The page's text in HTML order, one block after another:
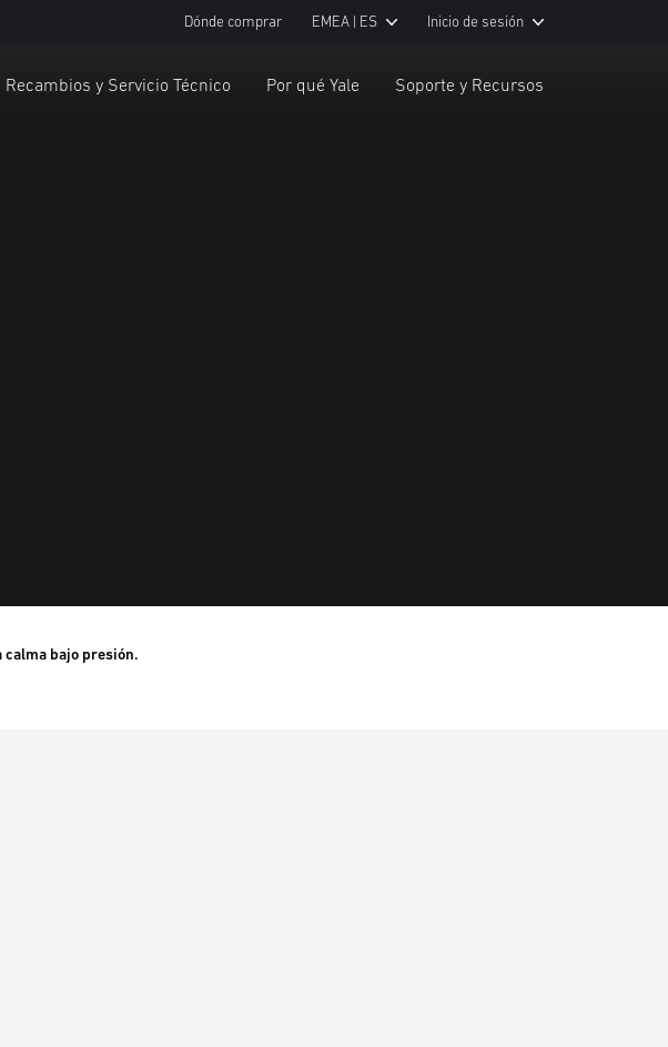
Dónde comprar EMEA | ES Inicio de sesión
Recambios y Servicio Técnico Por qué Yale Soporte y Recursos
calma bajo presión.